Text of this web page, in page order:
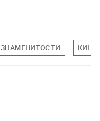
ЗНАМЕНИТОСТИ КИНО